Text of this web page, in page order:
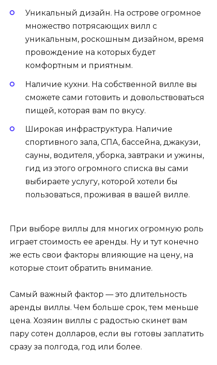
Уникальный дизайн. На острове огромное
множество потрясающих вилл с
уникальным, роскошным дизайном, время
провождение на которых будет
комфортным и приятным.
Наличие кухни. На собственной вилле вы
сможете сами готовить и довольствоваться
пищей, которая вам по вкусу.
Широкая инфраструктура. Наличие
спортивного зала, СПА, бассейна, джакузи,
сауны, водителя, уборка, завтраки и ужины,
гид из этого огромного списка вы сами
выбираете услугу, которой хотели бы
пользоваться, проживая в вашей вилле.
При выборе виллы для многих огромную роль
играет стоимость ее аренды. Ну и тут конечно
же есть свои факторы влияющие на цену, на
которые стоит обратить внимание.
Самый важный фактор — это длительность
аренды виллы. Чем больше срок, тем меньше
цена. Хозяин виллы с радостью скинет вам
пару сотен долларов, если вы готовы заплатить
сразу за полгода, год или более.